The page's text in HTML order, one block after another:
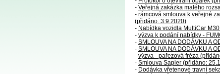
- Veřejná zakázka malého
- rámcová smlouva k veřejné
(přidáno: 3.9.2020)
- Nabídka vozidla MultiCar
- výzva k podání nabídky -
- SMLOUVA NA DODÁVKU A
- SMLOUVA NA DODÁVKU A
- výzva - pařezová fréza
- Smlouva Sapler (přidáno:
- Dodávka vřetenové travní